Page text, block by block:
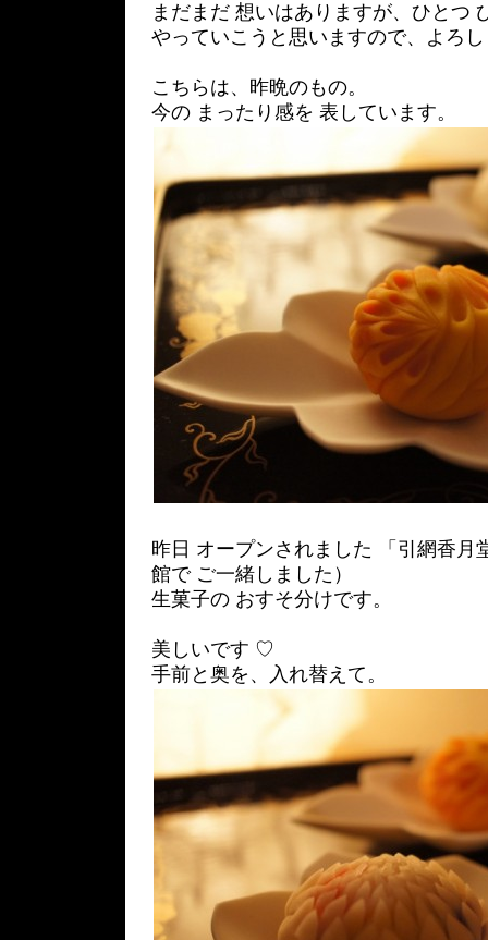
まだまだ 想いはありますが、ひとつ
やっていこうと思いますので、よろ
こちらは、昨晩のもの。
今の まったり感を 表しています。
昨日 オープンされました 「引網香月
館で ご一緒しました）
生菓子の おすそ分けです。
美しいです ♡
手前と奥を、入れ替えて。